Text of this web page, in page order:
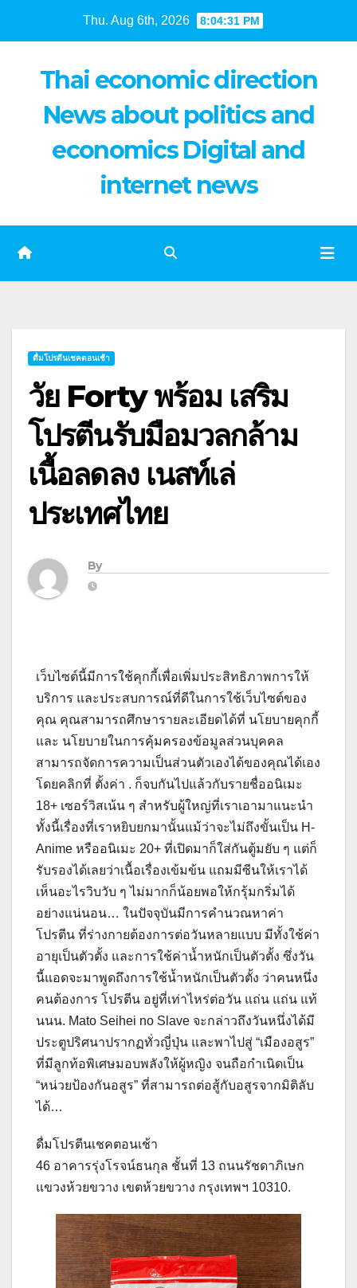
Thu. Aug 6th, 2026 8:04:32 PM
Thai economic direction
News about politics and
economics Digital and
internet news
ดื่มโปรตีนเชคตอนเช้า
วัย Forty พร้อม เสริม
โปรตีนรับมือมวลกล้าม
เนื้อลดลง เนสท์เล่
ประเทศไทย
By
เว็บไซต์นี้มีการใช้คุกกี้เพื่อเพิ่มประสิทธิภาพการให้
บริการ และประสบการณ์ที่ดีในการใช้เว็บไซต์ของ
คุณ คุณสามารถศึกษารายละเอียดได้ที่ นโยบายคุกกี้
และ นโยบายในการคุ้มครองข้อมูลส่วนบุคคล
สามารถจัดการความเป็นส่วนตัวเองได้ของคุณได้เอง
โดยคลิกที่ ตั้งค่า . ก็จบกันไปแล้วกับรายชื่ออนิเมะ
18+ เซอร์วิสเน้น ๆ สำหรับผู้ใหญ่ที่เราเอามาแนะนำ
ทั้งนี้เรื่องที่เราหยิบยกมานั้นแม้ว่าจะไม่ถึงขั้นเป็น H-
Anime หรืออนิเมะ 20+ ที่เปิดมาก็ใส่กันตู้มยับ ๆ แต่ก็
รับรองได้เลยว่าเนื้อเรื่องเข้มข้น แถมมีซีนให้เราได้
เห็นอะไรวิบวับ ๆ ไม่มากก็น้อยพอให้กรุ้มกริ่มได้
อย่างแน่นอน… ในปัจจุบันมีการคำนวณหาค่า
โปรตีน ที่ร่างกายต้องการต่อวันหลายแบบ มีทั้งใช้ค่า
อายุเป็นตัวตั้ง และการใช้ค่าน้ำหนักเป็นตัวตั้ง ซึ่งวัน
นี้แอดจะมาพูดถึงการใช้น้ำหนักเป็นตัวตั้ง ว่าคนหนึ่ง
คนต้องการ โปรตีน อยู่ที่เท่าไหร่ต่อวัน แถ่น แถ่น แท้
นนน. Mato Seihei no Slave จะกล่าวถึงวันหนึ่งได้มี
ประตูปริศนาปรากฏทั่วญี่ปุ่น และพาไปสู่ “เมืองอสูร”
ที่มีลูกท้อพิเศษมอบพลังให้ผู้หญิง จนถือกำเนิดเป็น
“หน่วยป้องกันอสูร” ที่สามารถต่อสู้กับอสูรจากมิติลับ
ได้…
ดื่มโปรตีนเชคตอนเช้า
46 อาคารรุ่งโรจน์ธนกุล ชั้นที่ 13 ถนนรัชดาภิเษก
แขวงห้วยขวาง เขตห้วยขวาง กรุงเทพฯ 10310.